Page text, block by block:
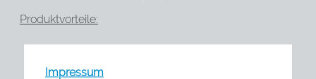
Impressum
Produktvorteile: